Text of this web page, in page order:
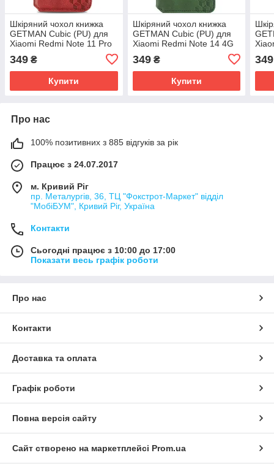
Шкіряний чохол книжка
GETMAN Cubic (PU) для
Xiaomi Redmi Note 11 Pro
349 ₴
Купити
Шкіряний чохол книжка
GETMAN Cubic (PU) для
Xiaomi Redmi Note 14 4G
(Europe version) | Зелений
349₴
Купити
349
Про нас
100% позитивних з 885 відгуків за рік
Працює з 24.07.2017
м. Кривий Ріг
пр. Металургів, 36, ТЦ "Фокстрот-Маркет" відділ
"МобіБУМ", Кривий Ріг, Україна
Контакти
Сьогодні працює з 10:00 до 17:00
Показати весь графік роботи
Про нас
Контакти
Доставка та оплата
Графік роботи
Повна версія сайту
Сайт створено на маркетплейсі Prom.ua